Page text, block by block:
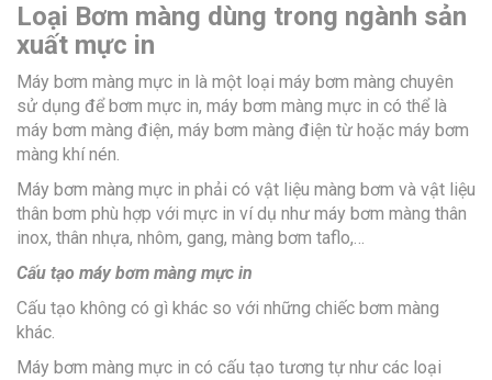
Loại Bơm màng dùng trong ngành sản
xuất mực in
Máy bơm màng mực in là một loại máy bơm màng chuyên
sử dụng để bơm mực in, máy bơm màng mực in có thể là
máy bơm màng điện, máy bơm màng điện từ hoặc máy bơm
màng khí nén.
Máy bơm màng mực in phải có vật liệu màng bơm và vật liệu
thân bơm phù hợp với mực in ví dụ như máy bơm màng thân
inox, thân nhựa, nhôm, gang, màng bơm taflo,…
Cấu tạo máy bơm màng mực in
Cấu tạo không có gì khác so với những chiếc bơm màng
khác.
Máy bơm màng mực in có cấu tạo tương tự như các loại